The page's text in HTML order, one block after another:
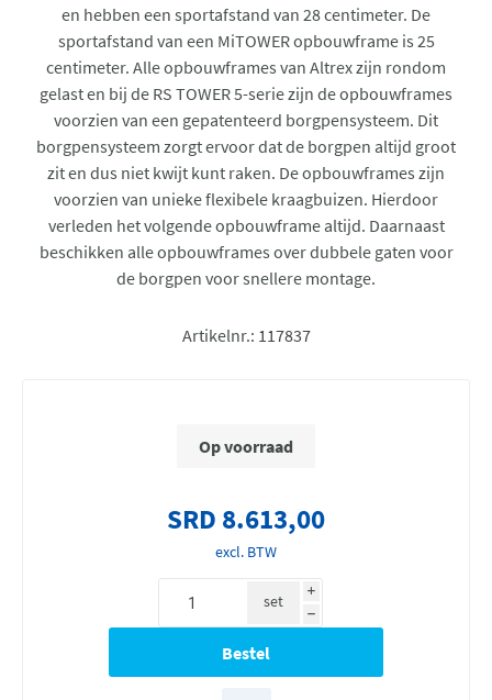
en hebben een sportafstand van 28 centimeter. De
sportafstand van een MiTOWER opbouwframe is 25
centimeter. Alle opbouwframes van Altrex zijn rondom
gelast en bij de RS TOWER 5-serie zijn de opbouwframes
voorzien van een gepatenteerd borgpensysteem. Dit
borgpensysteem zorgt ervoor dat de borgpen altijd groot
zit en dus niet kwijt kunt raken. De opbouwframes zijn
voorzien van unieke flexibele kraagbuizen. Hierdoor
verleden het volgende opbouwframe altijd. Daarnaast
beschikken alle opbouwframes over dubbele gaten voor
de borgpen voor snellere montage.
Artikelnr.: 117837
Op voorraad
SRD 8.613,00
excl. BTW
i
h
set